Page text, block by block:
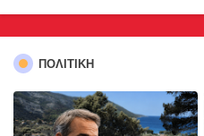
ΠΟΛΙΤΙΚΗ